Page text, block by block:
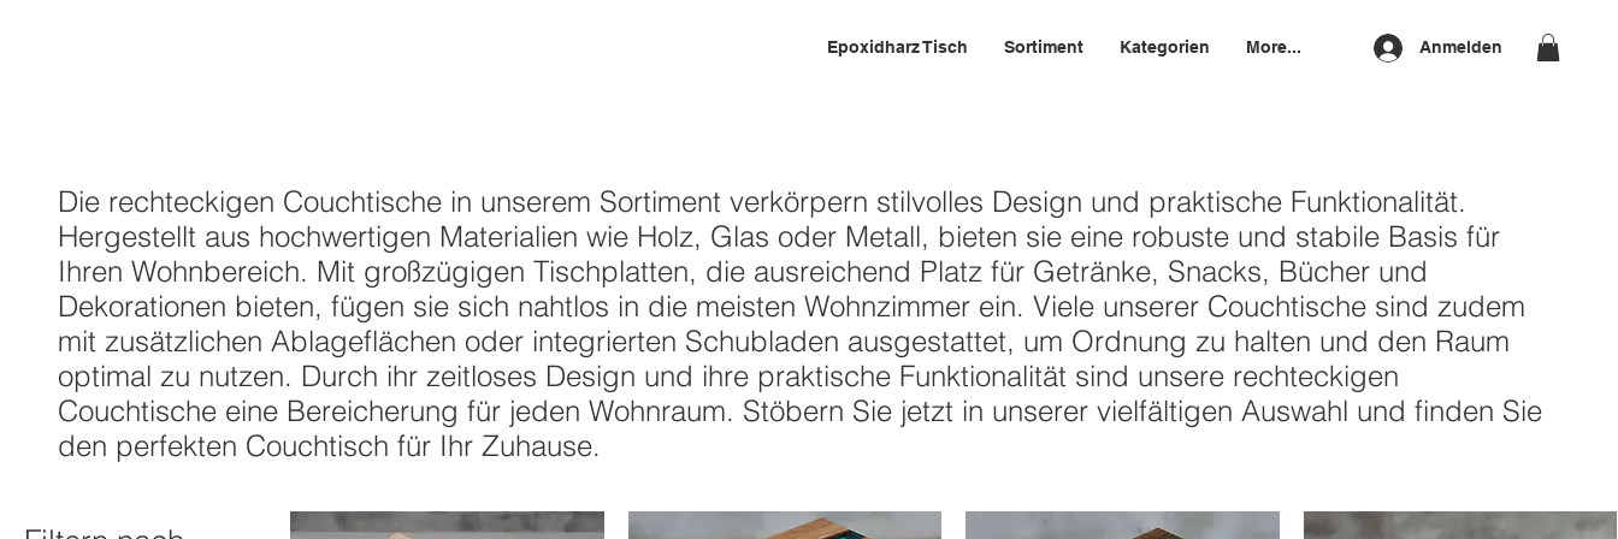
Epoxidharz Tisch Sortiment Kategorien More... Anmelden
Die rechteckigen Couchtische in unserem Sortiment verkörpern stilvolles Design und praktische Funktionalität.
Hergestellt aus hochwertigen Materialien wie Holz, Glas oder Metall, bieten sie eine robuste und stabile Basis für
Ihren Wohnbereich. Mit großzügigen Tischplatten, die ausreichend Platz für Getränke, Snacks, Bücher und
Dekorationen bieten, fügen sie sich nahtlos in die meisten Wohnzimmer ein. Viele unserer Couchtische sind zudem
mit zusätzlichen Ablageflächen oder integrierten Schubladen ausgestattet, um Ordnung zu halten und den Raum
optimal zu nutzen. Durch ihr zeitloses Design und ihre praktische Funktionalität sind unsere rechteckigen
Couchtische eine Bereicherung für jeden Wohnraum. Stöbern Sie jetzt in unserer vielfältigen Auswahl und finden Sie
den perfekten Couchtisch für Ihr Zuhause.